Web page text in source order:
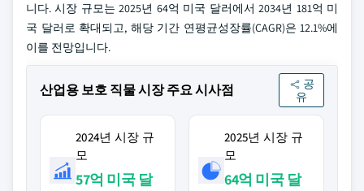
니다. 시장 규모는 2025년 64억 미국 달러에서 2034년 181억 미
국 달러로 확대되고, 해당 기간 연평균성장률(CAGR)은 12.1%에
이를 전망입니다.
산업용 보호 직물 시장 주요 시사점
공
유
2024년 시장 규
모
57억 미국 달
2025년 시장 규
모
64억 미국 달